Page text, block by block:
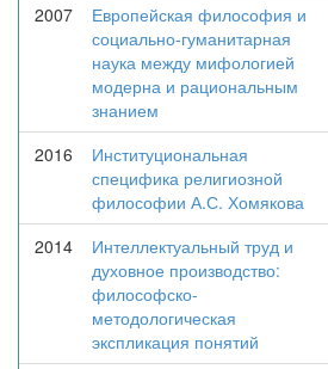
2007
Европейская философия и
социально-гуманитарная
наука между мифологией
модерна и рациональным
знанием
2016
Институциональная
специфика религиозной
философии А.С. Хомякова
2014
Интеллектуальный труд и
духовное производство:
философско-
методологическая
экспликация понятий